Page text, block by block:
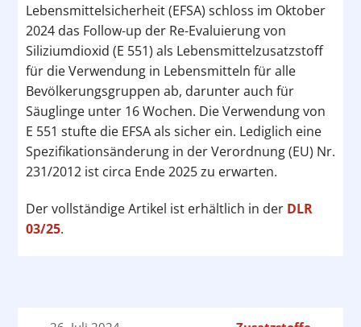
Lebensmittelsicherheit (EFSA) schloss im Oktober
2024 das Follow-up der Re-Evaluierung von
Siliziumdioxid (E 551) als Lebensmittelzusatzstoff
für die Verwendung in Lebensmitteln für alle
Bevölkerungsgruppen ab, darunter auch für
Säuglinge unter 16 Wochen. Die Verwendung von
E 551 stufte die EFSA als sicher ein. Lediglich eine
Spezifikationsänderung in der Verordnung (EU) Nr.
231/2012 ist circa Ende 2025 zu erwarten.
Der vollständige Artikel ist erhältlich in der DLR
03/25.